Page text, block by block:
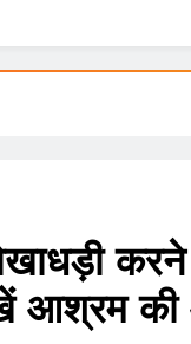
करने
आश्रम